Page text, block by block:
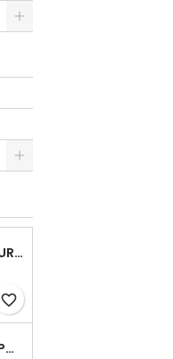
CHARM BIJOU POUR BRACELET COLLECTION HARRY
favorite_border
CHARM MURANO POUR BRACELET SÉPARATEUR FLEUR COEUR TRANSPARENT